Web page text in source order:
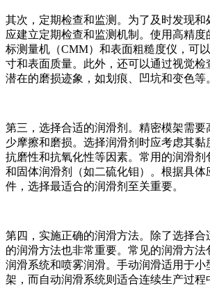
其次，定期检查和监测。为了及时发现和
应建立定期检查和监测机制。使用高精度
标测量机（CMM）和表面粗糙度仪，可
寸和表面质量。此外，还可以通过视觉检
潜在的磨损迹象，如划痕、凹坑和变色等
第三，选择合适的润滑剂。精密模架需要
少摩擦和磨损。选择润滑剂时应考虑其黏
抗磨性和抗氧化性等因素。常用的润滑剂
和固体润滑剂（如二硫化钼）。根据具体
件，选择最适合的润滑剂至关重要。
第四，实施正确的润滑方法。除了选择合
的润滑方法也非常重要。常见的润滑方法
润滑系统和喷雾润滑。手动润滑适用于小
架，而自动润滑系统则适合连续生产过程